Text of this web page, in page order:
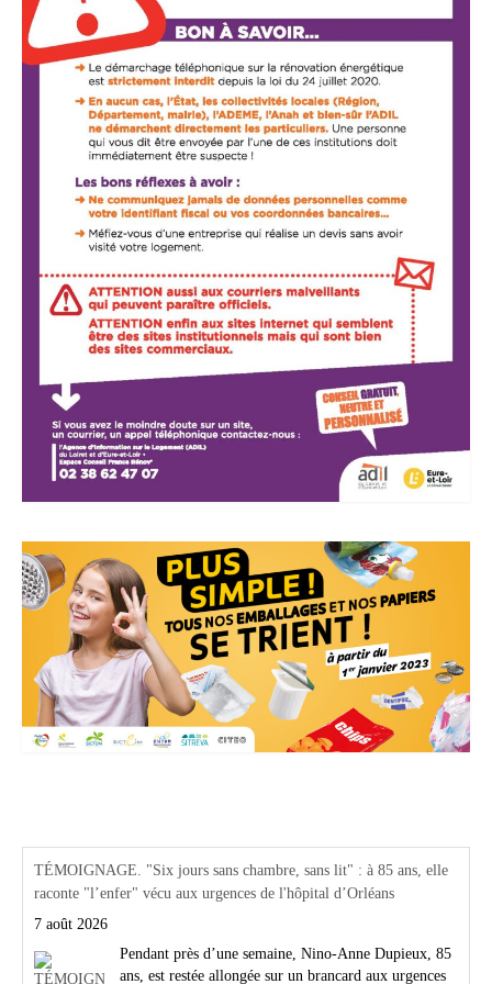
TÉMOIGNAGE. "Six jours sans chambre, sans lit" : à 85 ans, elle
raconte "l’enfer" vécu aux urgences de l'hôpital d’Orléans
7 août 2026
Pendant près d’une semaine, Nino-Anne Dupieux, 85
ans, est restée allongée sur un brancard aux urgences